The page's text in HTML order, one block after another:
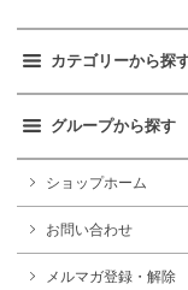
カテゴリーから探
グループから探す
ショップホーム
お問い合わせ
メルマガ登録・解除